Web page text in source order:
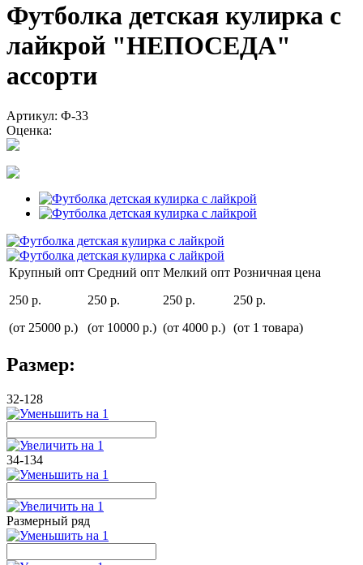
Футболка детская кулирка с
лайкрой "НЕПОСЕДА"
ассорти
Артикул: Ф-33
Оценка:
Крупный опт
250 р.
(от 25000 р.)
Средний опт
250 р.
(от 10000 р.)
Мелкий опт
250 р.
(от 4000 р.)
Розничная цена
250 р.
(от 1 товара)
Размер:
32-128
34-134
Размерный ряд